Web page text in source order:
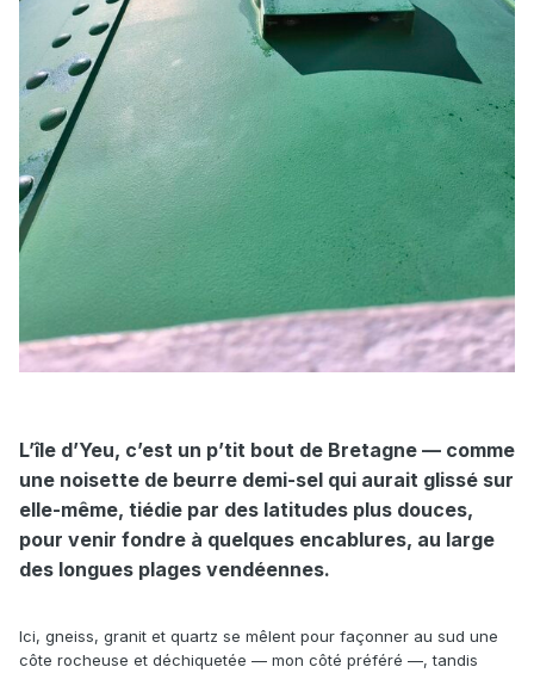
L’île d’Yeu, c’est un p’tit bout de Bretagne — comme
une noisette de beurre demi-sel qui aurait glissé sur
elle-même, tiédie par des latitudes plus douces,
pour venir fondre à quelques encablures, au large
des longues plages vendéennes.
Ici, gneiss, granit et quartz se mêlent pour façonner au sud une
côte rocheuse et déchiquetée — mon côté préféré —, tandis